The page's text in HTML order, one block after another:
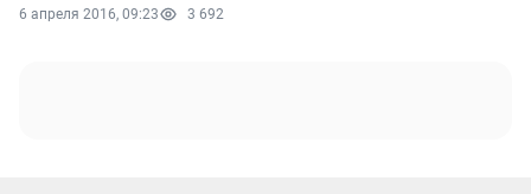
6 апреля 2016, 09:23 3 692